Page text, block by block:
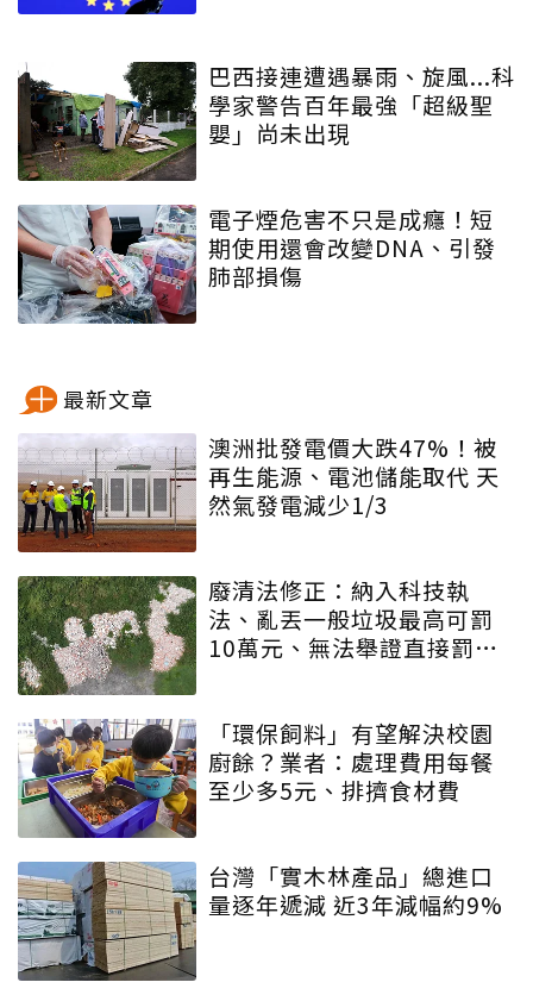
巴西接連遭遇暴雨、旋風...科
學家警告百年最強「超級聖
嬰」尚未出現
電子煙危害不只是成癮！短
期使用還會改變DNA、引發
肺部損傷
最新文章
澳洲批發電價大跌47%！被
再生能源、電池儲能取代 天
然氣發電減少1/3
廢清法修正：納入科技執
法、亂丟一般垃圾最高可罰
10萬元、無法舉證直接罰車
「環保飼料」有望解決校園
廚餘？業者：處理費用每餐
至少多5元、排擠食材費
台灣「實木林產品」總進口
量逐年遞減 近3年減幅約9%